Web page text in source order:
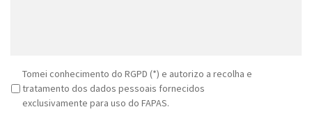
G
Tomei conhecimento do RGPD (*) e autorizo a recolha e
tratamento dos dados pessoais fornecidos
exclusivamente para uso do FAPAS.